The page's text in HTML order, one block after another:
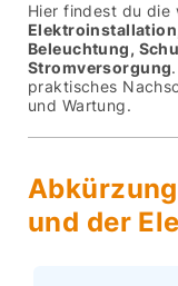
Hier findest du die
Beleuchtung,
Stromversorgung
praktisches
und Wartung.
und der